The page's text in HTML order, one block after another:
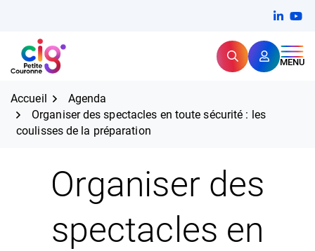
contenu
CIG Petite Couronne RechercherMENU
Expertise et proximité pour
Accueil
Agenda
Organiser des spectacles en toute sécurité : les
coulisses de la préparation
Organiser des
spectacles en